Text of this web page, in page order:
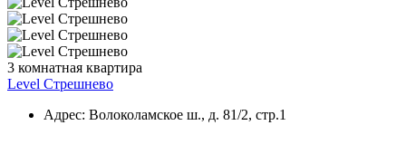
3 комнатная квартира
Level Стрешнево
Адрес: Волоколамское ш., д. 81/2, стр.1